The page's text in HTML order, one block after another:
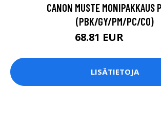
CANON MUSTE MONIPAKKAUS
(PBK/GY/PM/PC/CO)
68.81 EUR
LISÄTIETOJA